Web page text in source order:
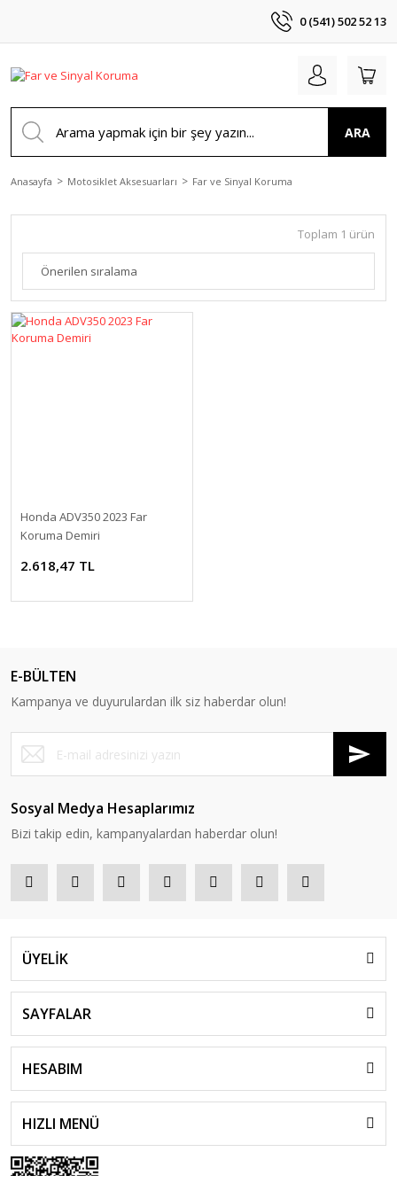
0 (541) 502 52 13
ARA
Anasayfa Motosiklet Aksesuarları Far ve Sinyal Koruma
Toplam 1 ürün
Honda ADV350 2023 Far
Koruma Demiri
2.618,47 TL
E-BÜLTEN
Kampanya ve duyurulardan ilk siz haberdar olun!
Sosyal Medya Hesaplarımız
Bizi takip edin, kampanyalardan haberdar olun!
ÜYELİK
SAYFALAR
HESABIM
HIZLI MENÜ